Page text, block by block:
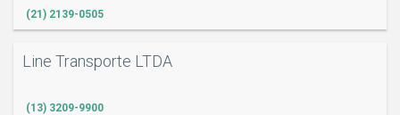
(21) 2139-0505
Line Transporte LTDA
(13) 3209-9900